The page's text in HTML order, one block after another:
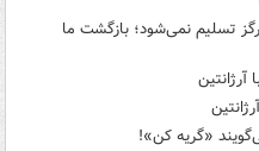
تسلیم نمی‌شود؛ بازگشت ما
«گریه کن»!